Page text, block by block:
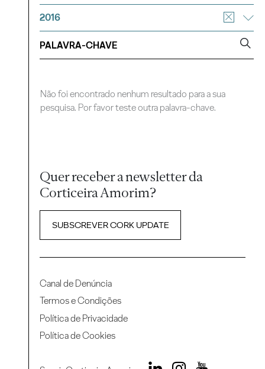
2016
Não foi encontrado nenhum resultado para a sua
pesquisa. Por favor teste outra palavra-chave.
Quer receber a newsletter da
Corticeira Amorim?
SUBSCREVER CORK UPDATE
Canal de Denúncia
Termos e Condições
Política de Privacidade
Política de Cookies